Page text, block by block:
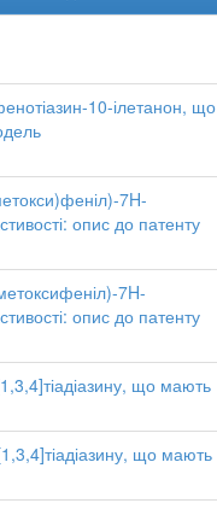
10-ілетанон, що
7H-
опис до патенту
7H-
опис до патенту
що мають
що мають